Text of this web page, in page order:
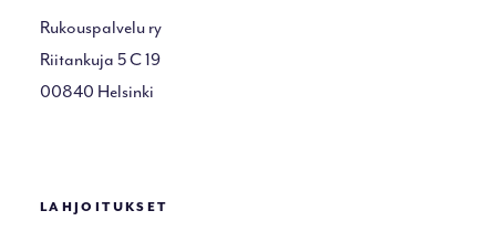
Rukouspalvelu ry
Riitankuja 5 C 19
00840 Helsinki
LAHJOITUKSET